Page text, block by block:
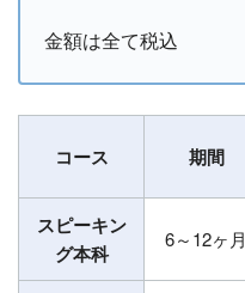
金額は全て税込
コース 期間
スピーキン
グ本科
6～12ヶ月